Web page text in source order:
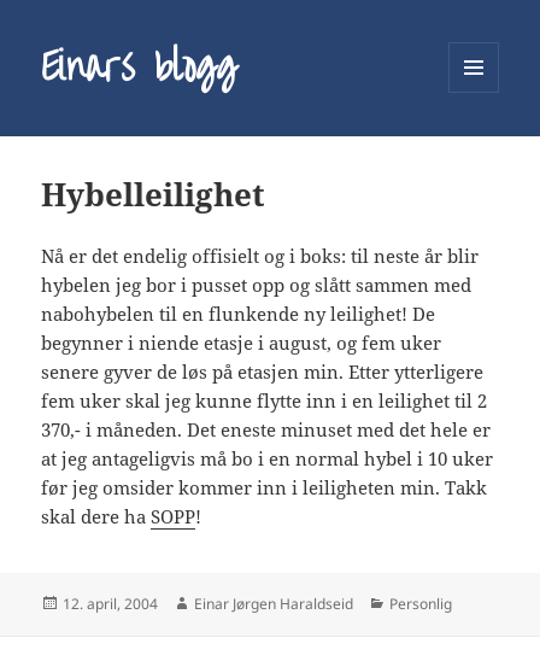
Einars blogg
WIDGETER
Hybelleilighet
Nå er det endelig offisielt og i boks: til neste år blir
hybelen jeg bor i pusset opp og slått sammen med
nabohybelen til en flunkende ny leilighet! De
begynner i niende etasje i august, og fem uker
senere gyver de løs på etasjen min. Etter ytterligere
fem uker skal jeg kunne flytte inn i en leilighet til 2
370,- i måneden. Det eneste minuset med det hele er
at jeg antageligvis må bo i en normal hybel i 10 uker
før jeg omsider kommer inn i leiligheten min. Takk
skal dere haSOPP!
Publisert
12. april, 2004 Forfatter
Einar Jørgen Haraldseid Kategorier
Personlig